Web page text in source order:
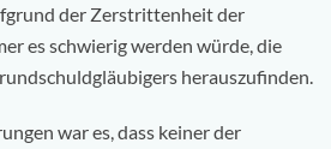
der Zerstrittenheit der
es schwierig werden würde, die
herauszufinden.
war es, dass keiner der